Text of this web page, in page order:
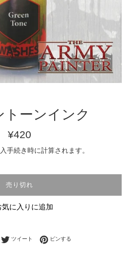
トーンインク
通
価
¥420
手続き時に計算されます。
売り切れ
気に入りに追加
でシェアする
ツイート Twitterに投稿する
ピンする